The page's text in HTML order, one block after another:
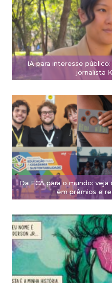
IA para interesse
jornalista
Da ECA para o mundo:
em prêmios e